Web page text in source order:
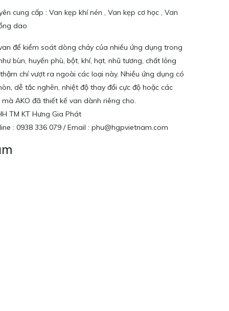
cung cấp : Van kẹp khí nén , Van kẹp cơ học , Van
dao
để kiểm soát dòng chảy của nhiều ứng dụng trong
bùn, huyền phù, bột, khí, hạt, nhũ tương, chất lỏng
chí vượt ra ngoài các loại này. Nhiều ứng dụng có
dễ tắc nghẽn, nhiệt độ thay đổi cực độ hoặc các
AKO đã thiết kế van dành riêng cho.
TM KT Hưng Gia Phát
: 0938 336 079 / Email : phu@hgpvietnam.com